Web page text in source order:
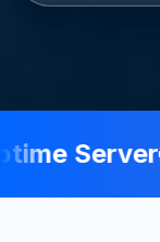
Server